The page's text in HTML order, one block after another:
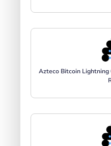
Azteco Bitcoin Lightning